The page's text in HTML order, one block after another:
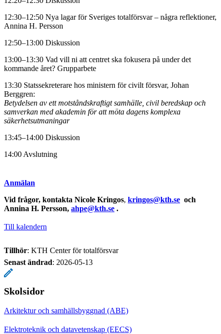
12:30–12:50 Nya lagar för Sveriges totalförsvar – några reflektioner,
Annina H. Persson
12:50–13:00 Diskussion
13:00–13:30 Vad vill ni att centret ska fokusera på under det
kommande året? Grupparbete
13:30 Statssekreterare hos ministern för civilt försvar, Johan
Berggren:
Betydelsen av ett motståndskraftigt samhälle, civil beredskap och
samverkan med akademin för att möta dagens komplexa
säkerhetsutmaningar
13:45–14:00 Diskussion
14:00 Avslutning
Anmälan
Vid frågor, kontakta Nicole Kringos, kringos@kth.se och
Annina H. Persson, ahpe@kth.se .
Till kalendern
Tillhör: KTH Center för totalförsvar
Senast ändrad: 2026-05-13
Skolsidor
Arkitektur och samhällsbyggnad (ABE)
Elektroteknik och datavetenskap (EECS)